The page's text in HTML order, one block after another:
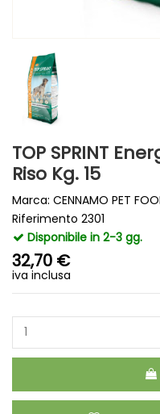
TOP SPRINT
Riso Kg. 15
Marca: CENNAMO PET
Riferimento 2301
Disponibile in 2-3 gg.
32,70 €
iva inclusa